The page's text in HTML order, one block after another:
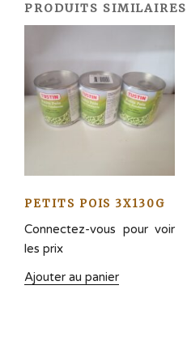
PRODUITS SIMILAIRES
PETITS POIS 3X130G
Connectez-vous pour voir
les prix
Ajouter au panier